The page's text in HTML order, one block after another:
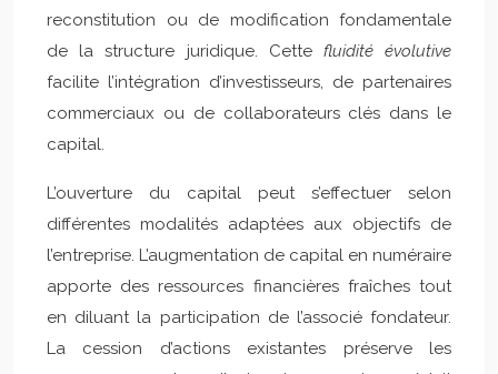
reconstitution ou de modification fondamentale
de la structure juridique. Cette fluidité évolutive
facilite l’intégration d’investisseurs, de partenaires
commerciaux ou de collaborateurs clés dans le
capital.
L’ouverture du capital peut s’effectuer selon
différentes modalités adaptées aux objectifs de
l’entreprise. L’augmentation de capital en numéraire
apporte des ressources financières fraîches tout
en diluant la participation de l’associé fondateur.
La cession d’actions existantes préserve les